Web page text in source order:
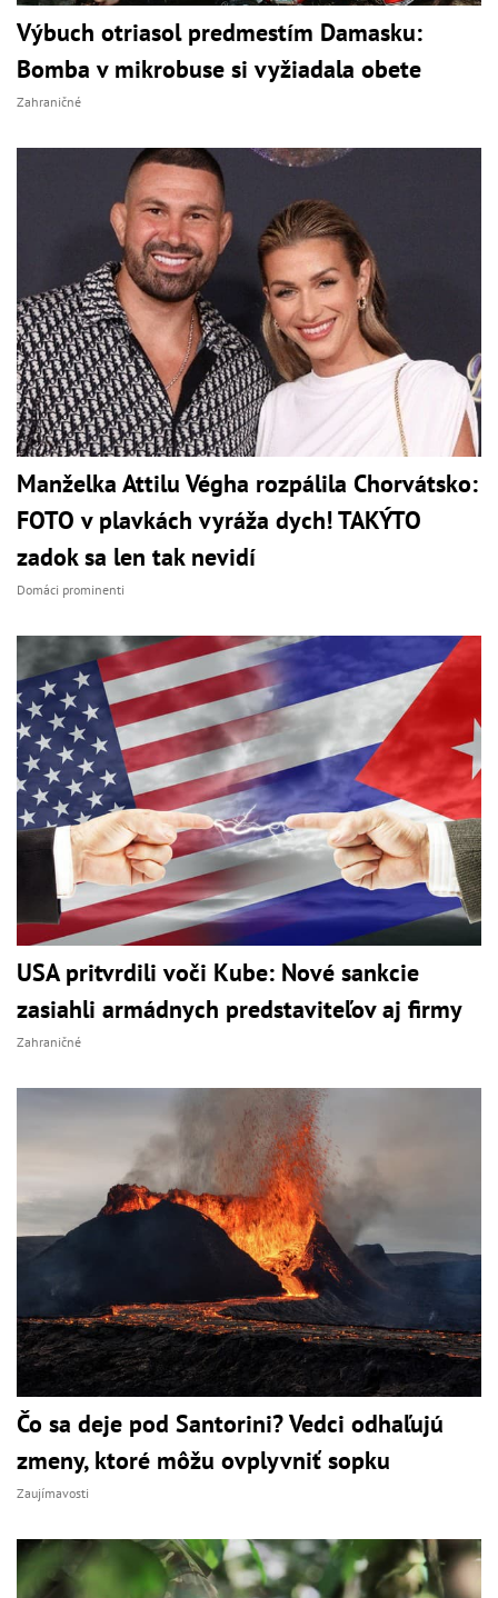
Výbuch otriasol predmestím Damasku:
Bomba v mikrobuse si vyžiadala obete
Zahraničné
Manželka Attilu Végha rozpálila Chorvátsko:
FOTO v plavkách vyráža dych! TAKÝTO
zadok sa len tak nevidí
Domáci prominenti
USA pritvrdili voči Kube: Nové sankcie
zasiahli armádnych predstaviteľov aj firmy
Zahraničné
Čo sa deje pod Santorini? Vedci odhaľujú
zmeny, ktoré môžu ovplyvniť sopku
Zaujímavosti